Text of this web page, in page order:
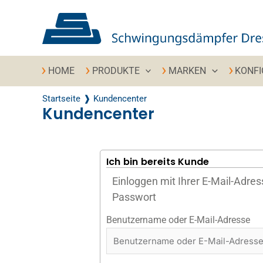
HOME PRODUKTE MARKEN
Startseite Kundencenter
Kundencenter
Ich bin bereits Kunde
Einloggen mit Ihrer E-Mail-
Passwort
Benutzername oder E-Mail-Adresse